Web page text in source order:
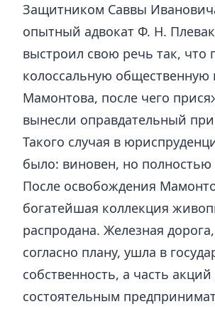
Защитником Саввы
опытный адвокат Ф. Н.
выстроил свою речь так, что
колоссальную общественную
Мамонтова, после чего
вынесли оправдательный
Такого случая в
было: виновен, но полностью
После освобождения
богатейшая коллекция
распродана. Железная
согласно плану, ушла в
собственность, а часть
состоятельным